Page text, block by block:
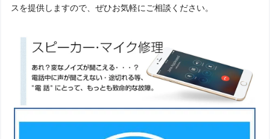
スを提供しますので、ぜひお気軽にご相談ください。